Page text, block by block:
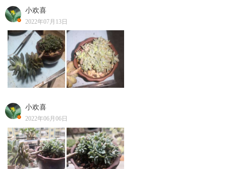
小欢喜
2022年07月13日
小欢喜
2022年06月06日